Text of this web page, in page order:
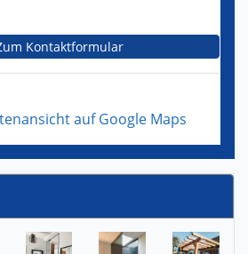
Kontaktformular
auf Google Maps